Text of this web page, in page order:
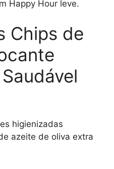
Happy Hour leve.
Chips de
higienizadas
azeite de oliva extra